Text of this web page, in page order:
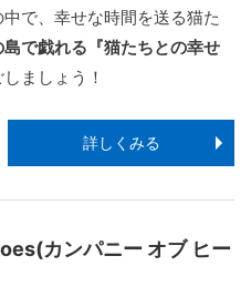
中で、幸せな時間を送る猫た
島で戯れる『猫たちとの幸せ
ましょう！
詳しくみる
カンパニー オブ ヒー